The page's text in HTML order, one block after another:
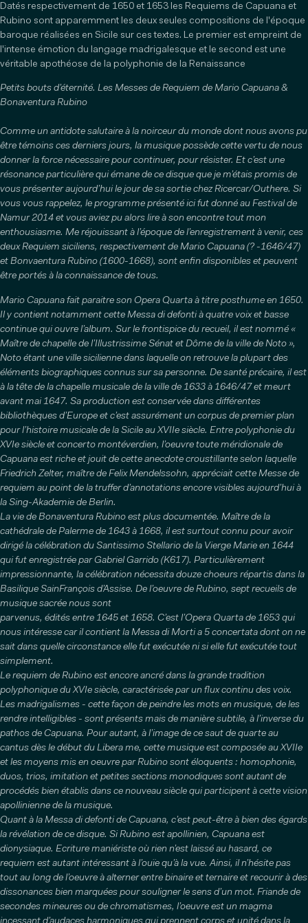
Datés respectivement de 1650 et 1653 les Requiems de Capuana et
Rubino sont apparemment les deux seules compositions de l'époque
baroque réalisées en Sicile sur ces textes. Le premier est empreint de
l'intense émotion du langage madrigalesque et le second est une
véritable apothéose de la polyphonie de la Renaissance
Petits bouts d’éternité. Les Messes de Requiem de Mario Capuana &
Bonaventura Rubino
Comme un antidote salutaire à la noirceur du monde dont nous avons pu
être témoins ces derniers jours, la musique possède cette vertu de nous
donner la force nécessaire pour continuer, pour résister. Et c’est une
résonance particulière qui émane de ce disque que je m’étais promis de
vous présenter aujourd’hui le jour de sa sortie chez Ricercar/Outhere. Si
vous vous rappelez, le programme présenté ici fut donné au Festival de
Namur 2014 et vous aviez pu alors lire à son encontre tout mon
enthousiasme. Me réjouissant à l’époque de l’enregistrement à venir, ces
deux Requiem siciliens, respectivement de Mario Capuana (? -1646/47)
et Bonvaentura Rubino (1600-1668), sont enfin disponibles et peuvent
être portés à la connaissance de tous.
Mario Capuana fait paraitre son Opera Quarta à titre posthume en 1650.
Il y contient notamment cette Messa di defonti à quatre voix et basse
continue qui ouvre l’album. Sur le frontispice du recueil, il est nommé «
Maître de chapelle de l’Illustrissime Sénat et Dôme de la ville de Noto »,
Noto étant une ville sicilienne dans laquelle on retrouve la plupart des
éléments biographiques connus sur sa personne. De santé précaire, il est
à la tête de la chapelle musicale de la ville de 1633 à 1646/47 et meurt
avant mai 1647. Sa production est conservée dans différentes
bibliothèques d’Europe et c’est assurément un corpus de premier plan
pour l’histoire musicale de la Sicile au XVIIe siècle. Entre polyphonie du
XVIe siècle et concerto montéverdien, l’oeuvre toute méridionale de
Capuana est riche et jouit de cette anecdote croustillante selon laquelle
Friedrich Zelter, maître de Felix Mendelssohn, appréciait cette Messe de
requiem au point de la truffer d’annotations encore visibles aujourd’hui à
la Sing-Akademie de Berlin.
La vie de Bonaventura Rubino est plus documentée. Maître de la
cathédrale de Palerme de 1643 à 1668, il est surtout connu pour avoir
dirigé la célébration du Santissimo Stellario de la Vierge Marie en 1644
qui fut enregistrée par Gabriel Garrido (K617). Particulièrement
impressionnante, la célébration nécessita douze choeurs répartis dans la
Basilique SainFrançois d’Assise. De l’oeuvre de Rubino, sept recueils de
musique sacrée nous sont
parvenus, édités entre 1645 et 1658. C’est l’Opera Quarta de 1653 qui
nous intéresse car il contient la Messa di Morti a 5 concertata dont on ne
sait dans quelle circonstance elle fut exécutée ni si elle fut exécutée tout
simplement.
Le requiem de Rubino est encore ancré dans la grande tradition
polyphonique du XVIe siècle, caractérisée par un flux continu des voix.
Les madrigalismes - cette façon de peindre les mots en musique, de les
rendre intelligibles - sont présents mais de manière subtile, à l’inverse du
pathos de Capuana. Pour autant, à l’image de ce saut de quarte au
cantus dès le début du Libera me, cette musique est composée au XVIIe
et les moyens mis en oeuvre par Rubino sont éloquents : homophonie,
duos, trios, imitation et petites sections monodiques sont autant de
procédés bien établis dans ce nouveau siècle qui participent à cette vision
apollinienne de la musique.
Quant à la Messa di defonti de Capuana, c’est peut-être à bien des égards
la révélation de ce disque. Si Rubino est apollinien, Capuana est
dionysiaque. Ecriture maniériste où rien n’est laissé au hasard, ce
requiem est autant intéressant à l’ouïe qu’à la vue. Ainsi, il n’hésite pas
tout au long de l’oeuvre à alterner entre binaire et ternaire et recourir à des
dissonances bien marquées pour souligner le sens d’un mot. Friande de
secondes mineures ou de chromatismes, l’oeuvre est un magma